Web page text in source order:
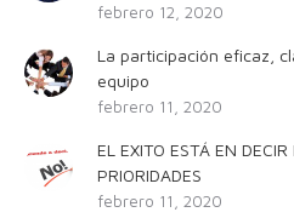
febrero 12, 2020
La participación eficaz,
equipo
febrero 11, 2020
EL EXITO ESTÁ EN
PRIORIDADES
febrero 11, 2020